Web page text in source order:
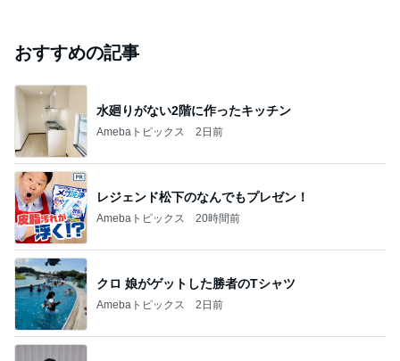
おすすめの記事
水廻りがない2階に作ったキッチン
Amebaトピックス 2日前
レジェンド松下のなんでもプレゼン！
Amebaトピックス 20時間前
クロ 娘がゲットした勝者のTシャツ
Amebaトピックス 2日前